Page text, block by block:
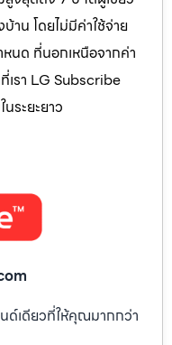
น โดยไม่มีค่าใช้จ่าย
หนด ที่นอกเหนือจากค่า
เรา LG Subscribe
ระยะยาว
ด์เดียวที่ให้คุณมากกว่า